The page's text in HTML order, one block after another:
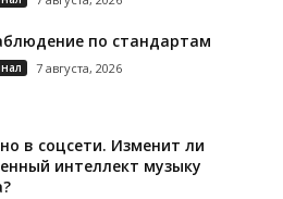
по стандартам
7 августа, 2026
в соцсети. Изменит ли
интеллект музыку